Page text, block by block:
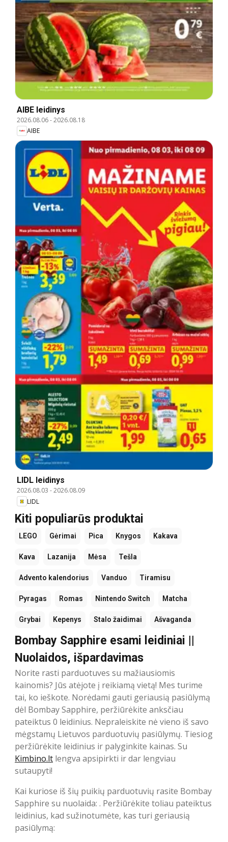
AIBE leidinys
2026.08.06-2026.08.18
AIBE
LIDL leidinys
2026.08.03 -2026.08.09
LIDL
Kiti populiarūs produktai
LEGO Gėrimai Pica Knygos Kakava
Kava Lazanija Mėsa Tešla
Advento kalendorius Vanduo Tiramisu
Pyragas Romas Nintendo Switch Matcha
Grybai Kepenys Stalo žaidimai Ašvaganda
Bombay Sapphire esami leidiniai ||
Nuolaidos, išpardavimas
Norite rasti parduotuves su mažiausiomis
kainomis? Jūs atėjote į reikiamą vietą! Mes turime
tai, ko ieškote. Norėdami gauti geriausią pasiūlymą
dėl Bombay Sapphire, peržiūrėkite anksčiau
pateiktus 0 leidinius. Nepraleiskite nė vieno iš savo
mėgstamų Lietuvos parduotuvių pasiūlymų. Tiesiog
peržiūrėkite leidinius ir palyginkite kainas. Su
Kimbino.lt lengva apsipirkti ir dar lengviau
sutaupyti!
Kai kuriose iš šių puikių parduotuvių rasite Bombay
Sapphire su nuolaida: . Peržiūrėkite toliau pateiktus
leidinius, kad sužinotumėte, kas turi geriausią
pasiūlymą: